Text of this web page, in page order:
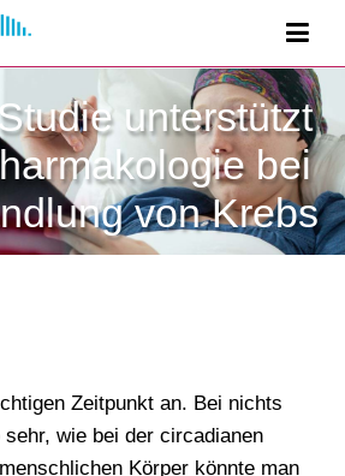
unterstützt
bei
von Krebs
Zeitpunkt an. Bei nichts
wie bei der circadianen
Körper könnte man